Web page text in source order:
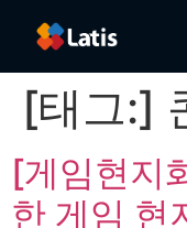
[태그:]
[게임현지
한 게임 현